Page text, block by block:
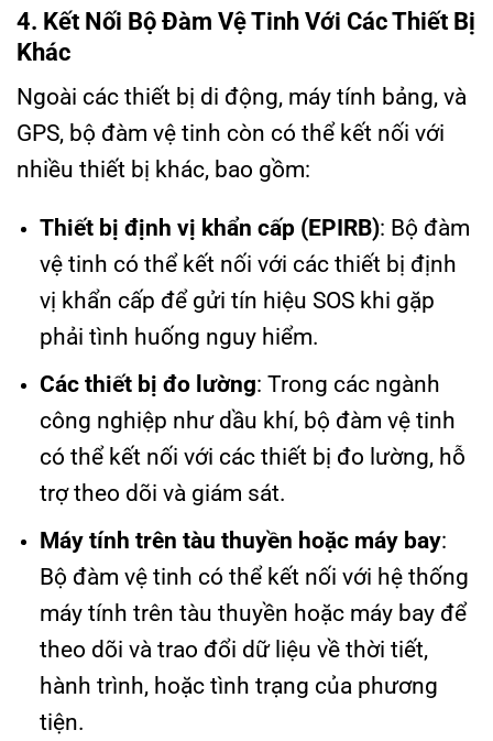
4. Kết Nối Bộ Đàm Vệ Tinh Với Các Thiết Bị
Khác
Ngoài các thiết bị di động, máy tính bảng, và
GPS, bộ đàm vệ tinh còn có thể kết nối với
nhiều thiết bị khác, bao gồm:
Thiết bị định vị khẩn cấp (EPIRB): Bộ đàm
vệ tinh có thể kết nối với các thiết bị định
vị khẩn cấp để gửi tín hiệu SOS khi gặp
phải tình huống nguy hiểm.
Các thiết bị đo lường: Trong các ngành
công nghiệp như dầu khí, bộ đàm vệ tinh
có thể kết nối với các thiết bị đo lường, hỗ
trợ theo dõi và giám sát.
Máy tính trên tàu thuyền hoặc máy bay:
Bộ đàm vệ tinh có thể kết nối với hệ thống
máy tính trên tàu thuyền hoặc máy bay để
theo dõi và trao đổi dữ liệu về thời tiết,
hành trình, hoặc tình trạng của phương
tiện.